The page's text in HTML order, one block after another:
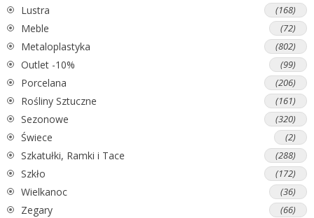
Lustra (168)
Meble (72)
Metaloplastyka (802)
Outlet -10% (99)
Porcelana (206)
Rośliny Sztuczne (161)
Sezonowe (320)
Świece (2)
Szkatułki, Ramki i Tace (288)
Szkło (172)
Wielkanoc (36)
Zegary (66)